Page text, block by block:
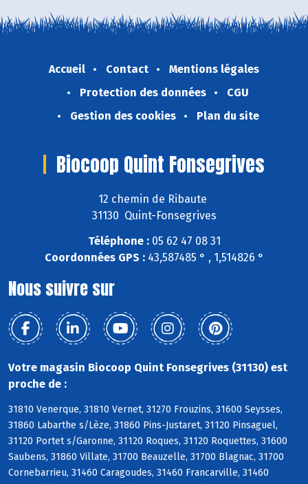
Accueil Contact
Mentions légales
Protection des données
CGU
Gestion des cookies
Plan du site
Biocoop Quint Fonsegrives
12 chemin de Ribaute
31130 Quint-Fonsegrives
Téléphone :05 62 47 08 31
Coordonnées GPS :43,587485 ° , 1,514826 °
Nous suivre sur
Votre magasin Biocoop Quint Fonsegrives (31130) est
proche de :
31810 Venerque, 31810 Vernet, 31270 Frouzins, 31600 Seysses,
31860 Labarthe s/Lèze, 31860 Pins-Justaret, 31120 Pinsaguel,
31120 Portet s/Garonne, 31120 Roques, 31120 Roquettes, 31600
Saubens, 31860 Villate, 31700 Beauzelle, 31700 Blagnac, 31700
Cornebarrieu, 31460 Caragoudes, 31460 Francarville, 31460